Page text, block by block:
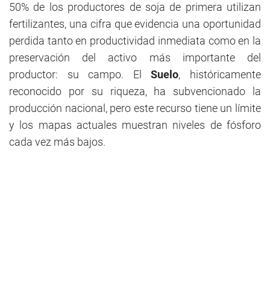
50% de los productores de soja de primera utilizan
fertilizantes, una cifra que evidencia una oportunidad
perdida tanto en productividad inmediata como en la
preservación del activo más importante del
productor: su campo. ElSuelo, históricamente
reconocido por su riqueza, ha subvencionado la
producción nacional, pero este recurso tiene un límite
y los mapas actuales muestran niveles de fósforo
cada vez más bajos.